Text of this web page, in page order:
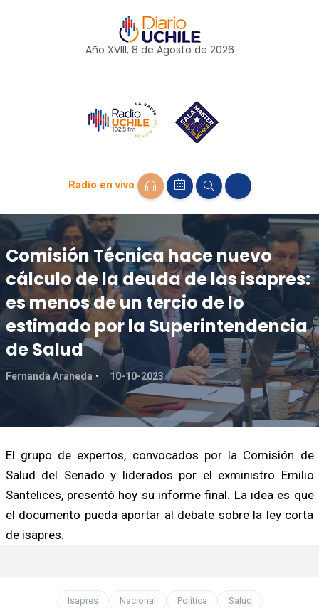
Año XVIII, 8 de Agosto de 2026
Radio en vivo
Comisión Técnica hace nuevo
cálculo de la deuda de las isapres:
es menos de un tercio de lo
estimado por la Superintendencia
de Salud
Fernanda Araneda 10-10-2023
El grupo de expertos, convocados por la Comisión de
Salud del Senado y liderados por el exministro Emilio
Santelices, presentó hoy su informe final. La idea es que
el documento pueda aportar al debate sobre la ley corta
de isapres.
Isapres Nacional Política Salud